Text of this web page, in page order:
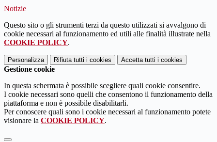
Notizie
Questo sito o gli strumenti terzi da questo utilizzati si avvalgono di
cookie necessari al funzionamento ed utili alle finalità illustrate nella
COOKIE POLICY.
Personalizza Rifiuta tutti i cookies Accetta tutti i cookies
Gestione cookie
In questa schermata è possibile scegliere quali cookie consentire.
I cookie necessari sono quelli che consentono il funzionamento della
piattaforma e non è possibile disabilitarli.
Per conoscere quali sono i cookie necessari al funzionamento potete
visionare la COOKIE POLICY.